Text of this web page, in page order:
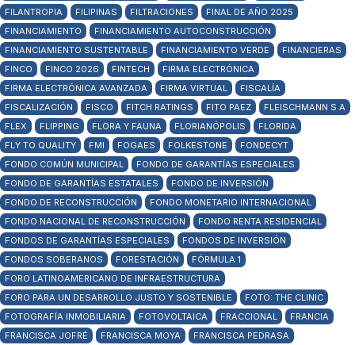
FILANTROPIA
FILIPINAS FILTRACIONES
FINAL DE AÑO 2025
FINANCIAMIENTO
FINANCIAMIENTO AUTOCONSTRUCCIÓN
FINANCIAMIENTO SUSTENTABLE
FINANCIAMIENTO VERDE
FINANCIERAS
FINCO
FINCO 2026 FINTECH
FIRMA ELECTRÓNICA
FIRMA ELECTRÓNICA AVANZADA
FIRMA VIRTUAL
FISCALÍA
FISCALIZACIÓN
FISCO FITCH RATINGS FITO PAEZ
FLEISCHMANN S.A
FLEX
FLIPPING FLORA Y FAUNA FLORIANÓPOLIS
FLORIDA
FLY TO QUALITY
FMI FOGAES FOLKESTONE
FONDECYT
FONDO COMÚN MUNICIPAL
FONDO DE GARANTÍAS ESPECIALES
FONDO DE GARANTÍAS ESTATALES
FONDO DE INVERSIÓN
FONDO DE RECONSTRUCCIÓN
FONDO MONETARIO INTERNACIONAL
FONDO NACIONAL DE RECONSTRUCCIÓN
FONDO RENTA RESIDENCIAL
FONDOS DE GARANTÍAS ESPECIALES
FONDOS DE INVERSIÓN
FONDOS SOBERANOS
FORESTACIÓN
FÓRMULA 1
FORO LATINOAMERICANO DE INFRAESTRUCTURA
FORO PARA UN DESARROLLO JUSTO Y SOSTENIBLE
FOTO: THE CLINIC
FOTOGRAFÍA INMOBILIARIA
FOTOVOLTAICA FRACCIONAL
FRANCIA
FRANCISCA JOFRÉ
FRANCISCA MOYA
FRANCISCA PEDRASA